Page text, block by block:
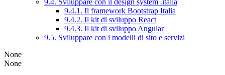
9.4. Sviluppare con il design system .italia
9.4.1. Il framework Bootstrap Italia
9.4.2. Il kit di sviluppo React
9.4.3. Il kit di sviluppo Angular
9.5. Sviluppare con i modelli di sito e servizi
None
None